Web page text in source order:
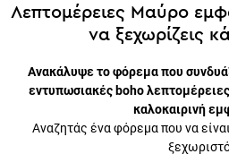
Λεπτομέρειες Μαύρο
να ξεχωρίζεις
Ανακάλυψε το φόρεμα που
εντυπωσιακές boho λεπτομέρειες
καλοκαιρινή
Αναζητάς ένα φόρεμα που να